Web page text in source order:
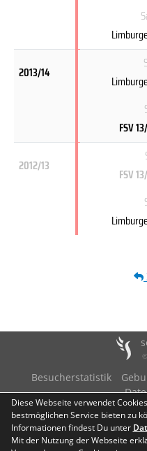
2013/14
FSV
2012/13
FSV
Besucherstatistik
Diese Webseite verwendet
bestmöglichen Service bieten zu
Informationen findest Du unter
Mit der Nutzung der Webseite